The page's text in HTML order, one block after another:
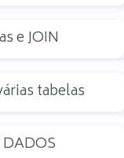
e JOIN
tabelas